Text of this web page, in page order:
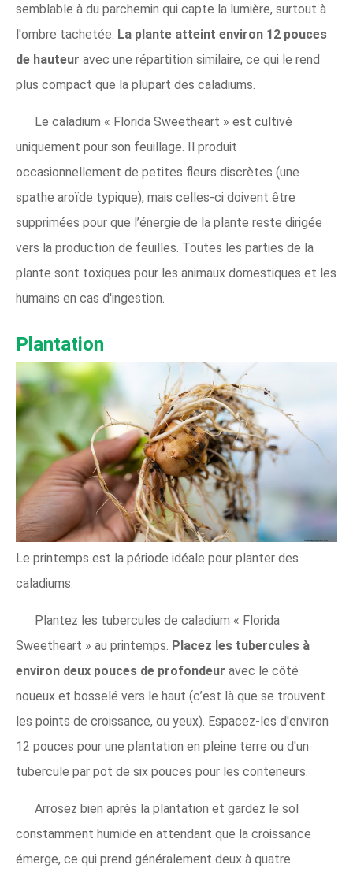
semblable à du parchemin qui capte la lumière, surtout à
l'ombre tachetée. La plante atteint environ 12 pouces
de hauteur avec une répartition similaire, ce qui le rend
plus compact que la plupart des caladiums.
Le caladium « Florida Sweetheart » est cultivé
uniquement pour son feuillage. Il produit
occasionnellement de petites fleurs discrètes (une
spathe aroïde typique), mais celles-ci doivent être
supprimées pour que l’énergie de la plante reste dirigée
vers la production de feuilles. Toutes les parties de la
plante sont toxiques pour les animaux domestiques et les
humains en cas d'ingestion.
Plantation
Le printemps est la période idéale pour planter des
caladiums.
Plantez les tubercules de caladium « Florida
Sweetheart » au printemps. Placez les tubercules à
environ deux pouces de profondeur avec le côté
noueux et bosselé vers le haut (c’est là que se trouvent
les points de croissance, ou yeux). Espacez-les d'environ
12 pouces pour une plantation en pleine terre ou d'un
tubercule par pot de six pouces pour les conteneurs.
Arrosez bien après la plantation et gardez le sol
constamment humide en attendant que la croissance
émerge, ce qui prend généralement deux à quatre